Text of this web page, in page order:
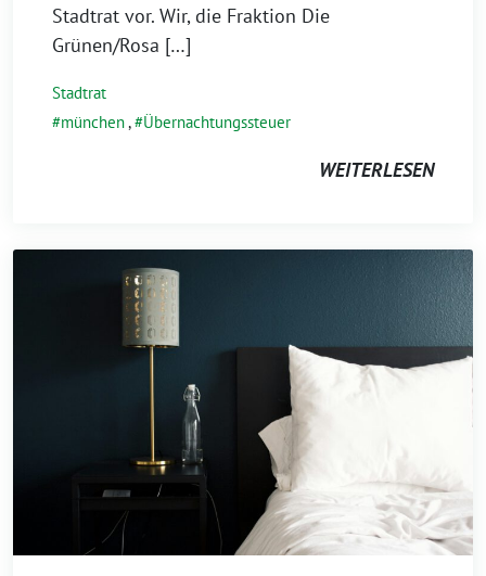
Stadtrat vor. Wir, die Fraktion Die
Grünen/Rosa […]
Stadtrat
münchen, Übernachtungssteuer
WEITERLESEN